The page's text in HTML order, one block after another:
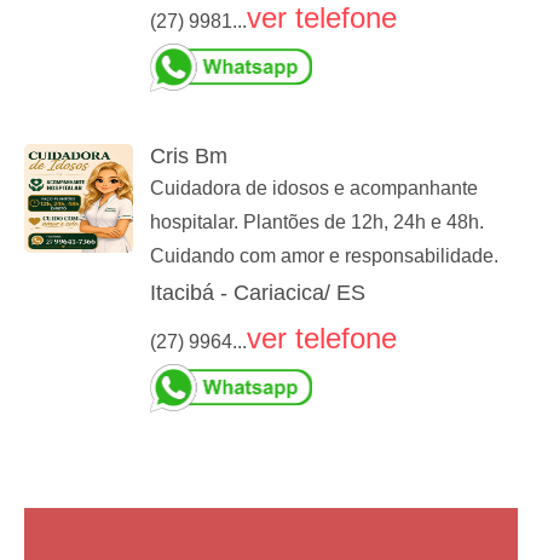
(27) 9981...ver telefone
Cris Bm
Cuidadora de idosos e acompanhante
hospitalar. Plantões de 12h, 24h e 48h.
Cuidando com amor e responsabilidade.
Itacibá - Cariacica/ ES
(27) 9964...ver telefone